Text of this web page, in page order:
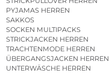
PYJAMAS HERREN
SAKKOS
SOCKEN MULTIPACKS
STRICKJACKEN HERREN
TRACHTENMODE HERREN
ÜBERGANGSJACKEN HERREN
UNTERWÄSCHE HERREN